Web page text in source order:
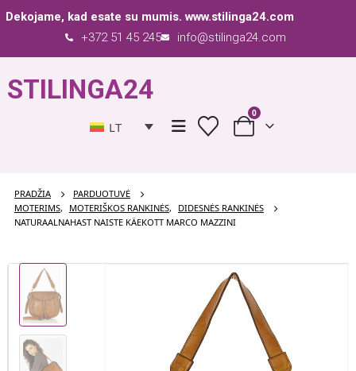
Dekojame, kad esate su mumis.www.stilinga24.com
info@stilinga24.com
+372 51 45 245
STILINGA24
LT
0
PRADŽIA
PARDUOTUVĖ
MOTERIMS, MOTERIŠKOS RANKINĖS,
DIDESNĖS RANKINĖS
NATURAALNAHAST NAISTE KÄEKOTT MARCO MAZZINI